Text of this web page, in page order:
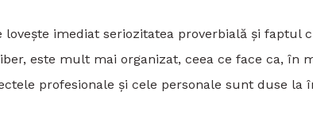
imediat seriozitatea proverbială și faptul
este mult mai organizat, ceea ce face ca, în
profesionale și cele personale sunt duse la